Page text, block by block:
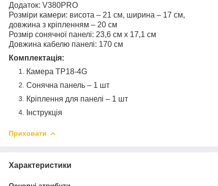
Додаток: V380PRO
Розміри камери: висота – 21 см, ширина – 17 см,
довжина з кріпленням – 20 см
Розмір сонячної панелі: 23,6 см х 17,1 см
Довжина кабелю панелі: 170 см
Комплектація:
Камера ТР18-4G
Сонячна панель – 1 шт
Кріплення для панелі – 1 шт
Інструкція
Приховати
Характеристики